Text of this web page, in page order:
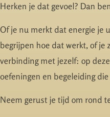
Herken je dat gevoel? Dan
Of je nu merkt dat energie je
begrijpen hoe dat werkt, of je
verbinding met jezelf: op
oefeningen en begeleiding
Neem gerust je tijd om rond